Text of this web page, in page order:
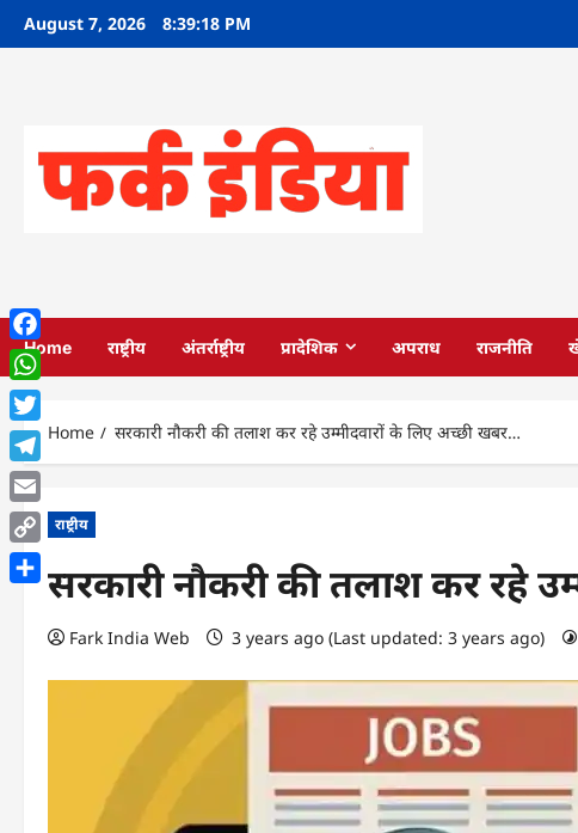
SkipAugust 7, 2026 8:39:20 PM
Home राष्ट्रीय अंतर्राष्ट्रीय प्रादेशिक अपराध राजनीति
Home सरकारी नौकरी की तलाश कर रहे उम्मीदवारों के लिए अच्छी खबर…
राष्ट्रीय
सरकारी नौकरी की तलाश कर रहे
Fark India Web 3 years ago (Last updated: 3 years ago)
Facebook
WhatsApp
Twitter
Telegram
Email
Copy
Link
Share